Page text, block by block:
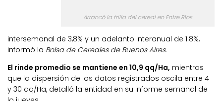
Arrancó la trilla del cereal en Entre Ríos
intersemanal de 3,8% y un adelanto interanual de 1.8%,
informó la Bolsa de Cereales de Buenos Aires.
El rinde promedio se mantiene en 10,9 qq/Ha, mientras
que la dispersión de los datos registrados oscila entre 4
y 30 qq/Ha, detalló la entidad en su informe semanal de